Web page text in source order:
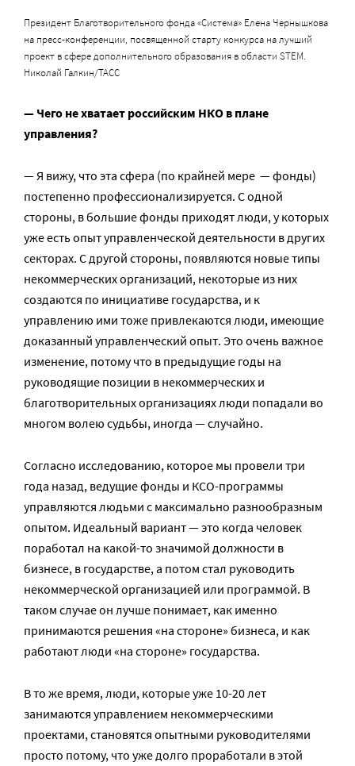
Президент Благотворительного фонда «Система» Елена Чернышкова
на пресс-конференции, посвященной старту конкурса на лучший
проект в сфере дополнительного образования в области STEM.
Николай Галкин/ТАСС
— Чего не хватает российским НКО в плане
управления?
— Я вижу, что эта сфера (по крайней мере — фонды)
постепенно профессионализируется. С одной
стороны, в большие фонды приходят люди, у которых
уже есть опыт управленческой деятельности в других
секторах. С другой стороны, появляются новые типы
некоммерческих организаций, некоторые из них
создаются по инициативе государства, и к
управлению ими тоже привлекаются люди, имеющие
доказанный управленческий опыт. Это очень важное
изменение, потому что в предыдущие годы на
руководящие позиции в некоммерческих и
благотворительных организациях люди попадали во
многом волею судьбы, иногда — случайно.
Согласно исследованию, которое мы провели три
года назад, ведущие фонды и КСО-программы
управляются людьми с максимально разнообразным
опытом. Идеальный вариант — это когда человек
поработал на какой-то значимой должности в
бизнесе, в государстве, а потом стал руководить
некоммерческой организацией или программой. В
таком случае он лучше понимает, как именно
принимаются решения «на стороне» бизнеса, и как
работают люди «на стороне» государства.
В то же время, люди, которые уже 10-20 лет
занимаются управлением некоммерческими
проектами, становятся опытными руководителями
просто потому, что уже долго проработали в этой